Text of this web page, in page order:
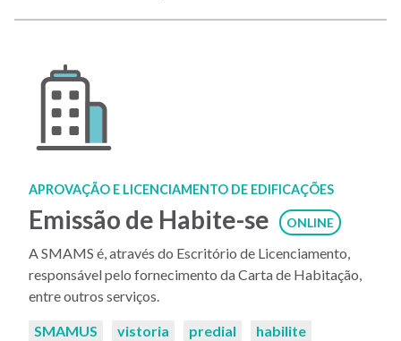
APROVAÇÃO E LICENCIAMENTO DE EDIFICAÇÕES
Emissão de Habite-se ONLINE
A SMAMS é, através do Escritório de Licenciamento,
responsável pelo fornecimento da Carta de Habitação,
entre outros serviços.
Palavras-
SMAMUS vistoria predial
habilite